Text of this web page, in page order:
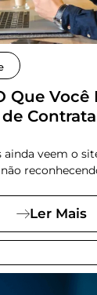
Que Você
veem o
Ler Mais